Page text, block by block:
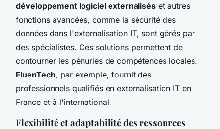
développement logiciel externalisés et autres
fonctions avancées, comme la sécurité des
données dans l'externalisation IT, sont gérés par
des spécialistes. Ces solutions permettent de
contourner les pénuries de compétences locales.
FluenTech, par exemple, fournit des
professionnels qualifiés en externalisation IT en
France et à l'international.
Flexibilité et adaptabilité des ressources